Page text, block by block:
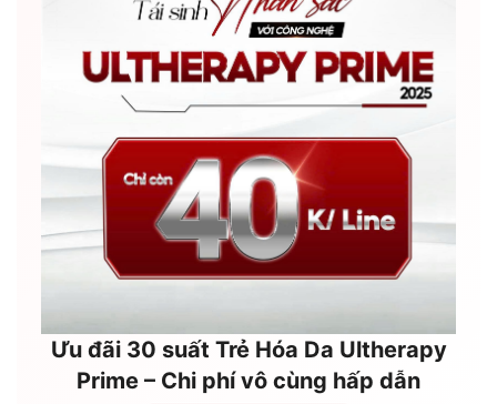
Ưu đãi 30 suất Trẻ Hóa Da Ultherapy
Prime – Chi phí vô cùng hấp dẫn